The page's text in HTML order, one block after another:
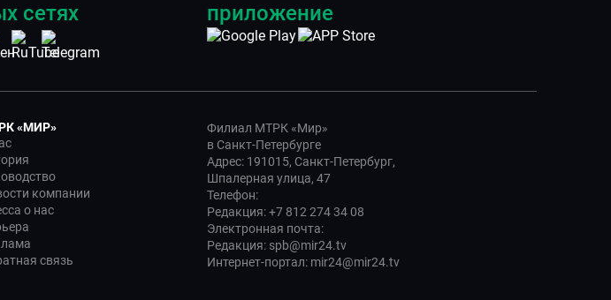
сетях
приложение
«МИР»
компании
о нас
связь
Филиал МТРК «Мир»
в Санкт-Петербурге
Адрес: 191015, Санкт-Петербург,
Шпалерная улица, 47
Телефон:
Редакция: +7 812 274 34 08
Электронная почта:
Редакция: spb@mir24.tv
Интернет-портал: mir24@mir24.tv